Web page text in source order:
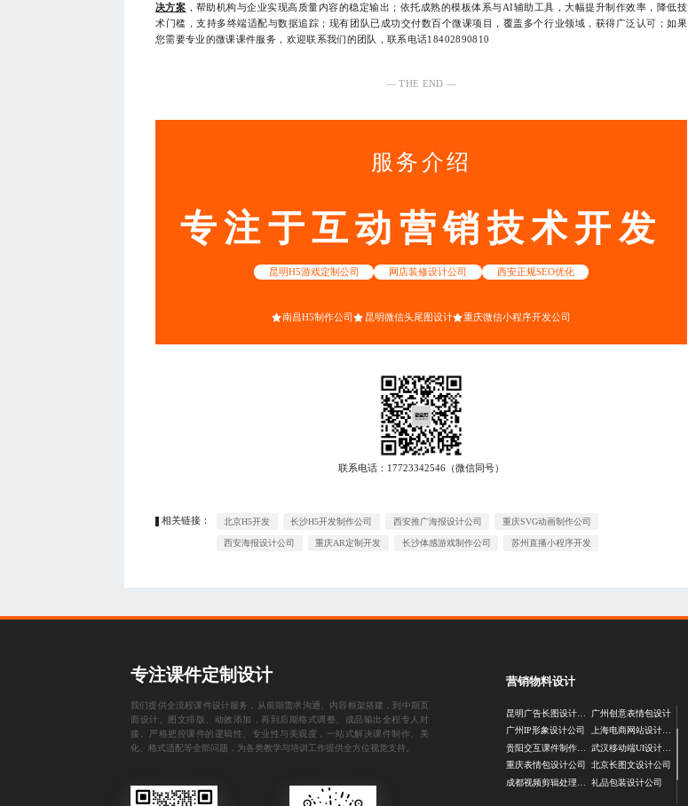
决方案 ，帮助机构与企业实现高质量内容的稳定输出；依托成熟的模板体系与AI辅助工具，大幅提升制作效率，降低技
术门槛，支持多终端适配与数据追踪；现有团队已成功交付数百个微课项目，覆盖多个行业领域，获得广泛认可；如果
您需要专业的微课课件服务，欢迎联系我们的团队，联系电话18402890810
— THE END —
服务介绍
专注于互动营销技术开发
昆明H5游戏定制公司 网店装修设计公司 西安正规SEO优化
南昌H5制作公司 昆明微信头尾图设计 重庆微信小程序开发公司
联系电话： 17723342546 （微信同号）
相关链接： 北京H5开发 长沙H5开发制作公司 西安推广海报设计公司 重庆SVG动画制作公司
西安海报设计公司 重庆AR定制开发 长沙体感游戏制作公司 苏州直播小程序开发
专注课件定制设计
我们提供全流程课件设计服务，从前期需求沟通、内容框架搭建，到中期页
面设计、图文排版、动效添加，再到后期格式调整、成品输出全程专人对
接。严格把控课件的逻辑性、专业性与美观度，一站式解决课件制作、美
化、格式适配等全部问题，为各类教学与培训工作提供全方位视觉支持。
营销物料设计
昆明广告长图设计公司
广州IP形象设计公司
贵阳交互课件制作公司
重庆表情包设计公司
广州创意表情包设计
北京长图文设计公司
礼品包装设计公司